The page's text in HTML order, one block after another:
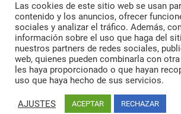
Política de privacidad
Política de cookies
Política de envío
Política de devoluciones
Las cookies de este sitio web se usan
contenido y los anuncios, ofrecer
sociales y analizar el tráfico. Además,
información sobre el uso que haga del
nuestros partners de redes sociales,
web, quienes pueden combinarla con
les haya proporcionado o que hayan
uso que haya hecho de sus servicios.
AJUSTES ACEPTAR RECHAZAR